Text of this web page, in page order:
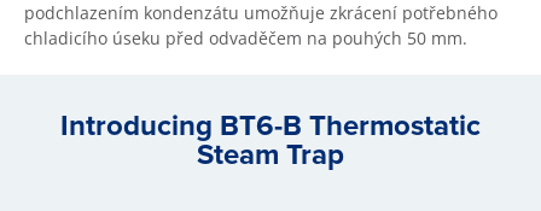
podchlazením kondenzátu umožňuje zkrácení potřebného
chladicího úseku před odvaděčem na pouhých 50 mm.
Introducing BT6-B Thermostatic
Steam Trap